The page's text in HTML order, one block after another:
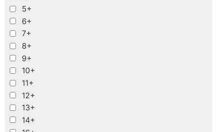
5+
6+
7+
8+
9+
10+
11+
12+
13+
14+